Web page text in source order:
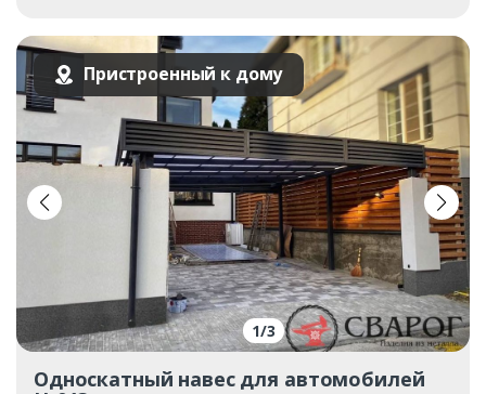
Пристроенный к дому
1/3
Односкатный навес для автомобилей